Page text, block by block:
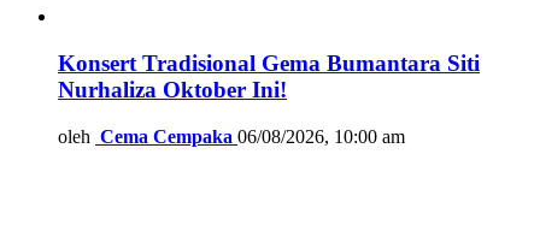
Konsert Tradisional Gema Bumantara Siti
Nurhaliza Oktober Ini!
oleh Cema Cempaka 06/08/2026, 10:00 am